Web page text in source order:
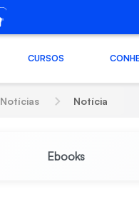
CURSOS
Notícias Notícia
Ebooks